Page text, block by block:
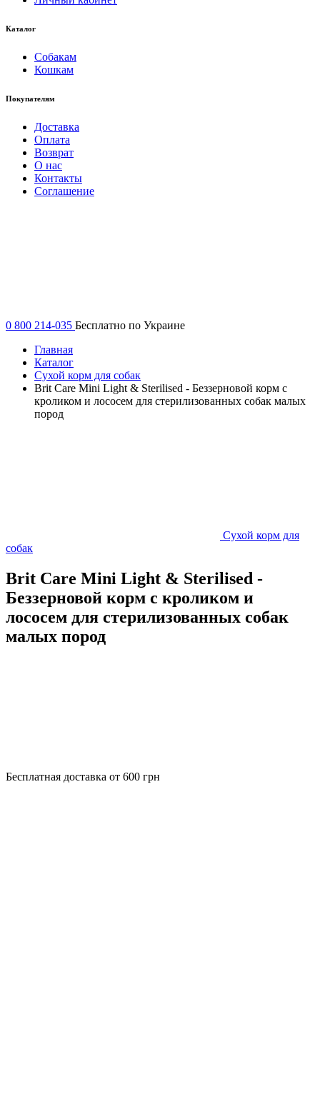
Каталог
Собакам
Кошкам
Покупателям
Доставка
Оплата
Возврат
О нас
Контакты
Соглашение
0 800 214-035 Бесплатно по Украине
Главная
Каталог
Сухой корм для собак
Brit Care Mini Light & Sterilised - Беззерновой корм с
кроликом и лососем для стерилизованных собак малых
пород
Сухой корм для
собак
Brit Care Mini Light & Sterilised -
Беззерновой корм с кроликом и
лососем для стерилизованных собак
малых пород
Бесплатная доставка от 600 грн